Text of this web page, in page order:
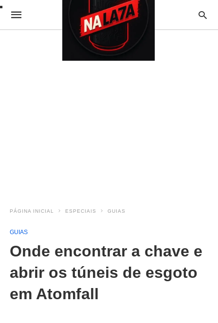
PÁGINA INICIAL ESPECIAIS GUIAS
GUIAS
Onde encontrar a chave e
abrir os túneis de esgoto
em Atomfall